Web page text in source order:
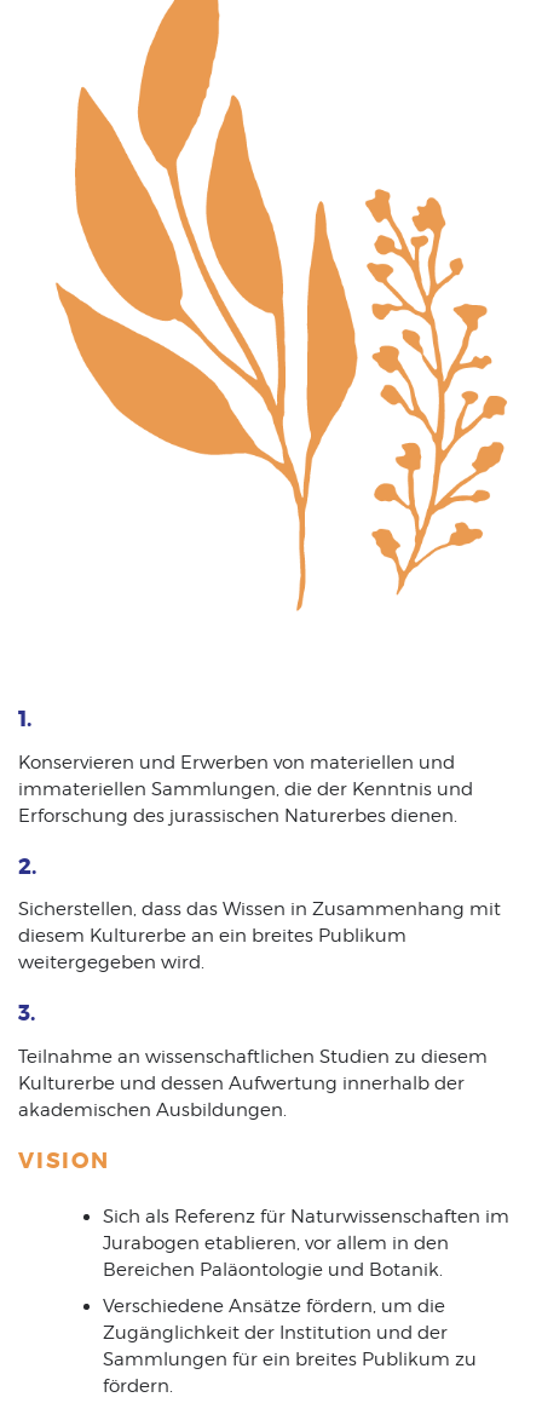
1.
Konservieren und Erwerben von materiellen und
immateriellen Sammlungen, die der Kenntnis und
Erforschung des jurassischen Naturerbes dienen.
2.
Sicherstellen, dass das Wissen in Zusammenhang mit
diesem Kulturerbe an ein breites Publikum
weitergegeben wird.
3.
Teilnahme an wissenschaftlichen Studien zu diesem
Kulturerbe und dessen Aufwertung innerhalb der
akademischen Ausbildungen.
VISION
Sich als Referenz für Naturwissenschaften im
Jurabogen etablieren, vor allem in den
Bereichen Paläontologie und Botanik.
Verschiedene Ansätze fördern, um die
Zugänglichkeit der Institution und der
Sammlungen für ein breites Publikum zu
fördern.